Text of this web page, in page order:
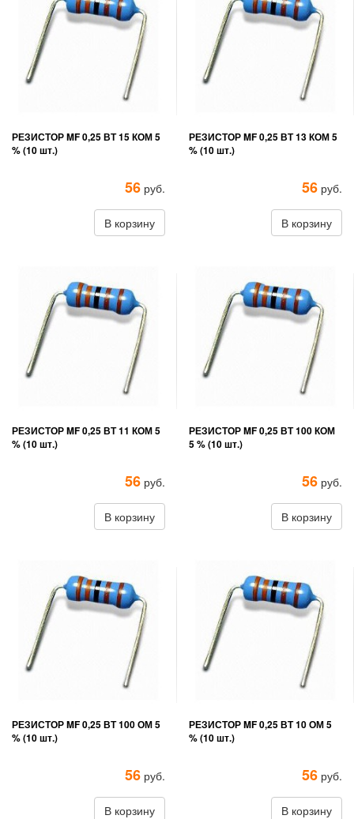
РЕЗИСТОР MF 0,25 ВТ 15 КОМ 5
% (10 шт.)
56 руб.
В корзину
РЕЗИСТОР MF 0,25 ВТ 13 КОМ 5
% (10 шт.)
56 руб.
В корзину
РЕЗИСТОР MF 0,25 ВТ 11 КОМ 5
% (10 шт.)
56 руб.
В корзину
РЕЗИСТОР MF 0,25 ВТ 100 КОМ
5 % (10 шт.)
56 руб.
В корзину
РЕЗИСТОР MF 0,25 ВТ 100 ОМ 5
% (10 шт.)
56 руб.
В корзину
РЕЗИСТОР MF 0,25 ВТ 10 ОМ 5
% (10 шт.)
56 руб.
В корзину